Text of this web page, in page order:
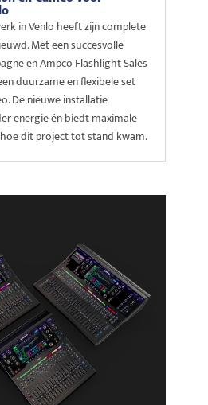
in Venlo heeft zijn complete
Met een succesvolle
en Ampco Flashlight Sales
duurzame en flexibele set
De nieuwe installatie
energie én biedt maximale
dit project tot stand kwam.